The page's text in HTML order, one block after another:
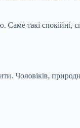
Саме такі спокійні,
Чоловіків,